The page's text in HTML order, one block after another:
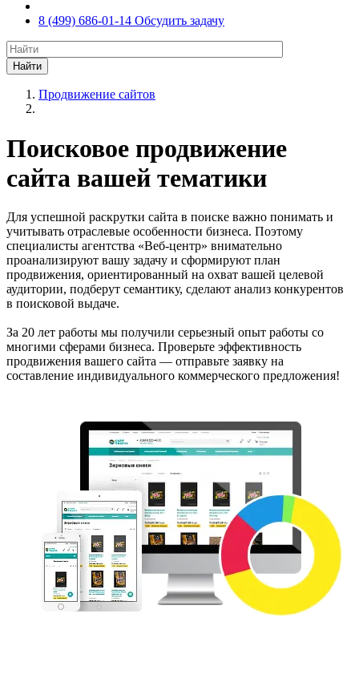
8 (499) 686-01-14 Обсудить задачу
Найти
Продвижение сайтов
Поисковое продвижение
сайта вашей тематики
Для успешной раскрутки сайта в поиске важно понимать и
учитывать отраслевые особенности бизнеса. Поэтому
специалисты агентства «Веб-центр» внимательно
проанализируют вашу задачу и сформируют план
продвижения, ориентированный на охват вашей целевой
аудитории, подберут семантику, сделают анализ конкурентов
в поисковой выдаче.
За 20 лет работы мы получили серьезный опыт работы со
многими сферами бизнеса. Проверьте эффективность
продвижения вашего сайта — отправьте заявку на
составление индивидуального коммерческого предложения!